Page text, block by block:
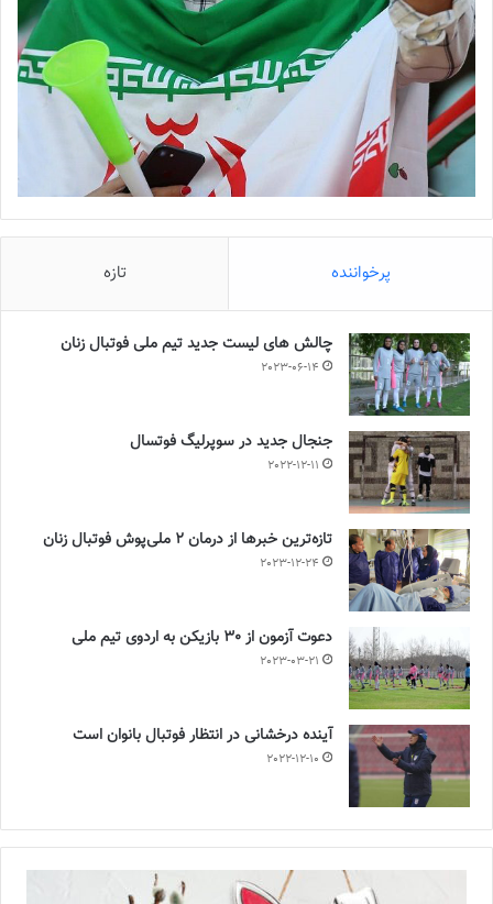
پرخواننده تازه
چالش هاى ليست جدید تيم ملى فوتبال زنان
2023-06-14
جنجال جدید در سوپرلیگ فوتسال
2022-12-11
تازه‌ترین خبرها از درمان ۲ ملی‌پوش فوتبال زنان
2023-12-24
دعوت آزمون از 30 بازیکن به اردوی تیم ملی
2023-03-21
آینده درخشانی در انتظار فوتبال بانوان است
2022-12-10